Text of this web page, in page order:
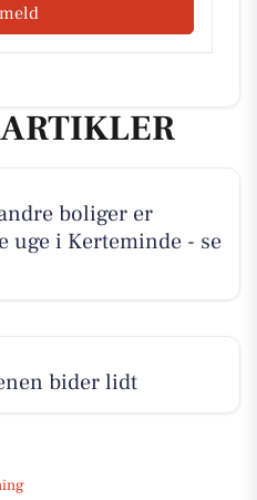
boliger er
uge i Kerteminde - se
bider lidt